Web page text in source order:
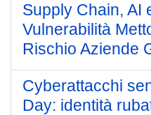
Supply Chain, AI
Vulnerabilità
Rischio Aziende
Cyberattacchi
Day: identità